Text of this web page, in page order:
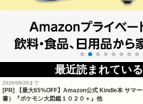
最近読まれてい
2026/08/20まで
[PR]
【最大65%OFF】Amazon公式 Kindle本 サマ
書）『ポケモン大図鑑１０２０＋』他